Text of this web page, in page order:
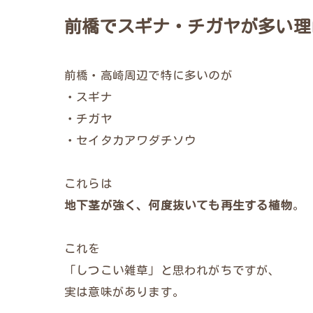
前橋でスギナ・チガヤが多い
前橋・高崎周辺で特に多いのが
・スギナ
・チガヤ
・セイタカアワダチソウ
これらは
地下茎が強く、何度抜いても再生する植物。
これを
「しつこい雑草」と思われがちですが、
実は意味があります。